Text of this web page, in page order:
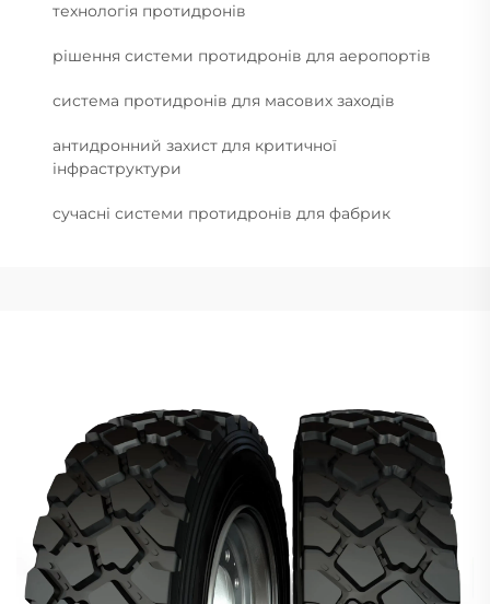
технологія протидронів
рішення системи протидронів для аеропортів
система протидронів для масових заходів
антидронний захист для критичної
інфраструктури
сучасні системи протидронів для фабрик